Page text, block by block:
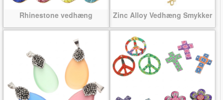
Rhinestone vedhæng Zinc Alloy Vedhæng Smykker